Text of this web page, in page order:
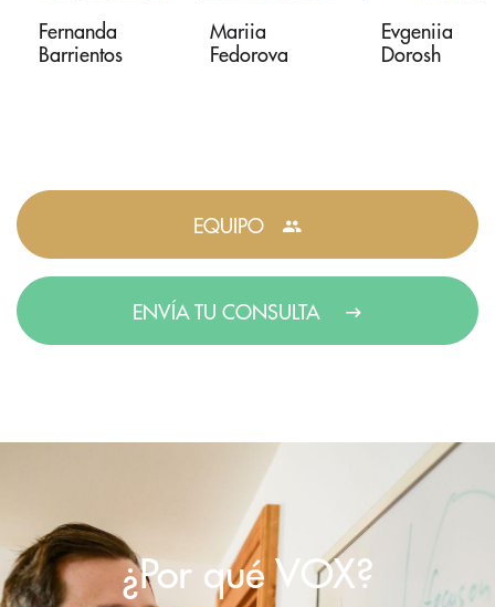
Fernanda
Barrientos
Mariia
Fedorova
Evgeniia
Dorosh
EQUIPO
ENVÍA TU CONSULTA
¿Por qué VOX?